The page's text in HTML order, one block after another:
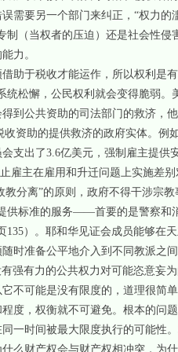
需要另一个部门来纠正，“权力
制（当权者的压迫）还是社会性
力。
助于税收才能运作，所以权利是
统松懈，公民权利就会变得脆弱
到公共资助的司法部门的救济，
资助的提供救济的政府实体。例
支出了3.6亿美元，强制雇主提
雇主在雇用和升迁问题上实施差别
教分离”的原则，政府不得干涉宗
供标准的服务——首要的是警察和
135）。耶和华见证会成员能够在
时准备公平地介入到不同教派之
强有力的公共权力对可能恣意妄
不可能是没有限度的，道理很简
度，权衡就不可避免。根本的问
一时间被最大限度执行的可能性
么财产权会与财产权相冲突，为